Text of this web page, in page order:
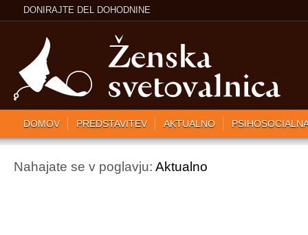
DONIRAJTE DEL DOHODNINE
DOMOV PREDSTAVITEV AKTUALNO
Nahajate se v poglavju: Aktualno